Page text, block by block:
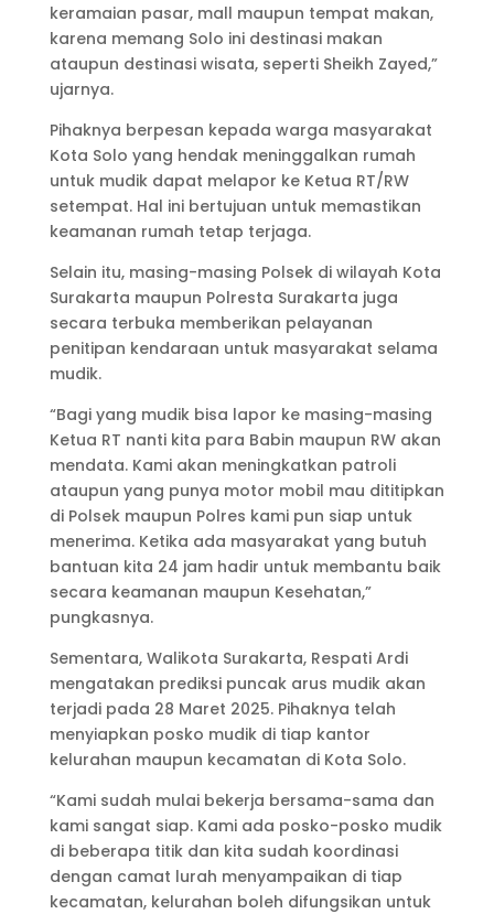
keramaian pasar, mall maupun tempat makan,
karena memang Solo ini destinasi makan
ataupun destinasi wisata, seperti Sheikh Zayed,”
ujarnya.
Pihaknya berpesan kepada warga masyarakat
Kota Solo yang hendak meninggalkan rumah
untuk mudik dapat melapor ke Ketua RT/RW
setempat. Hal ini bertujuan untuk memastikan
keamanan rumah tetap terjaga.
Selain itu, masing-masing Polsek di wilayah Kota
Surakarta maupun Polresta Surakarta juga
secara terbuka memberikan pelayanan
penitipan kendaraan untuk masyarakat selama
mudik.
“Bagi yang mudik bisa lapor ke masing-masing
Ketua RT nanti kita para Babin maupun RW akan
mendata. Kami akan meningkatkan patroli
ataupun yang punya motor mobil mau dititipkan
di Polsek maupun Polres kami pun siap untuk
menerima. Ketika ada masyarakat yang butuh
bantuan kita 24 jam hadir untuk membantu baik
secara keamanan maupun Kesehatan,”
pungkasnya.
Sementara, Walikota Surakarta, Respati Ardi
mengatakan prediksi puncak arus mudik akan
terjadi pada 28 Maret 2025. Pihaknya telah
menyiapkan posko mudik di tiap kantor
kelurahan maupun kecamatan di Kota Solo.
“Kami sudah mulai bekerja bersama-sama dan
kami sangat siap. Kami ada posko-posko mudik
di beberapa titik dan kita sudah koordinasi
dengan camat lurah menyampaikan di tiap
kecamatan, kelurahan boleh difungsikan untuk